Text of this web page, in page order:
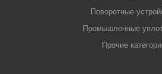
Поворотные
Промышленные
Прочие